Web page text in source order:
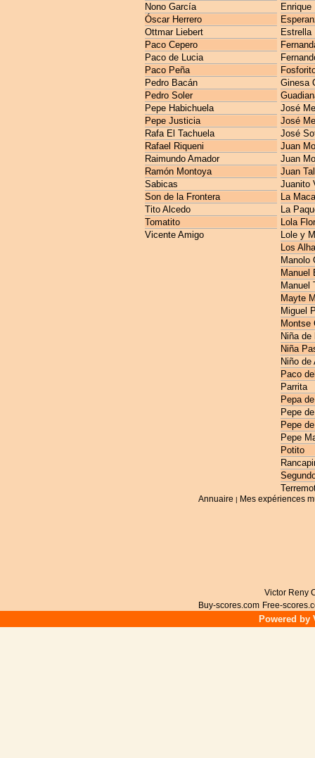
Nono García
Óscar Herrero
Ottmar Liebert
Paco Cepero
Paco de Lucia
Paco Peña
Pedro Bacán
Pedro Soler
Pepe Habichuela
Pepe Justicia
Rafa El Tachuela
Rafael Riqueni
Raimundo Amador
Ramón Montoya
Sabicas
Son de la Frontera
Tito Alcedo
Tomatito
Vicente Amigo
Enrique
Estrella
Ginesa
José
José
José
Juan
Juan
Juan
Juanito
La
La
Lola
Lole y
Los
Manolo
Manuel
Manuel
Mayte
Miguel
Montse
Niña
Niña
Niño de
Paco
Parrita
Pepa
Pepe
Pepe
Pepe
Potito
Annuaire | Mes expériences
Victor Reny
Buy-scores.com Free-
Powered by